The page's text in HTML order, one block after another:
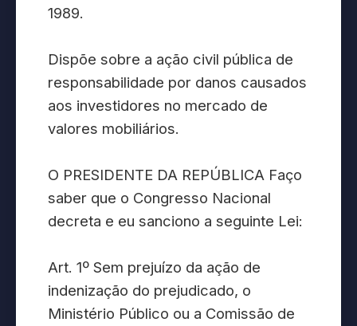
1989.
Dispõe sobre a ação civil pública de
responsabilidade por danos causados
aos investidores no mercado de
valores mobiliários.
O PRESIDENTE DA REPÚBLICA Faço
saber que o Congresso Nacional
decreta e eu sanciono a seguinte Lei:
Art. 1º Sem prejuízo da ação de
indenização do prejudicado, o
Ministério Público ou a Comissão de